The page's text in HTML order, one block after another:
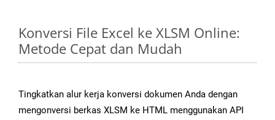
Konversi File Excel ke XLSM Online:
Metode Cepat dan Mudah
Tingkatkan alur kerja konversi dokumen Anda dengan
mengonversi berkas XLSM ke HTML menggunakan API